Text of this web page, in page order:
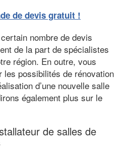
de devis gratuit !
nombre de devis
de la part de spécialistes
région. En outre, vous
les possibilités de rénovation
d’une nouvelle salle
également plus sur le
de salles de